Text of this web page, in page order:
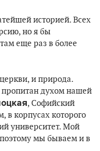
историей. Всех
но я бы
еще раз в более
и природа.
духом нашей
, Софийский
в корпусах которого
университет. Мой
мы бываем и в